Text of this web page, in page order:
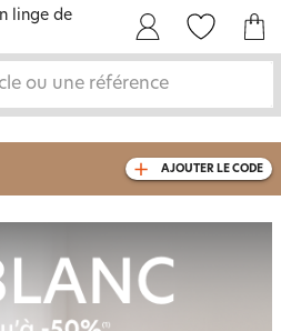
ou une référence
articles
AJOUTER LE CODE